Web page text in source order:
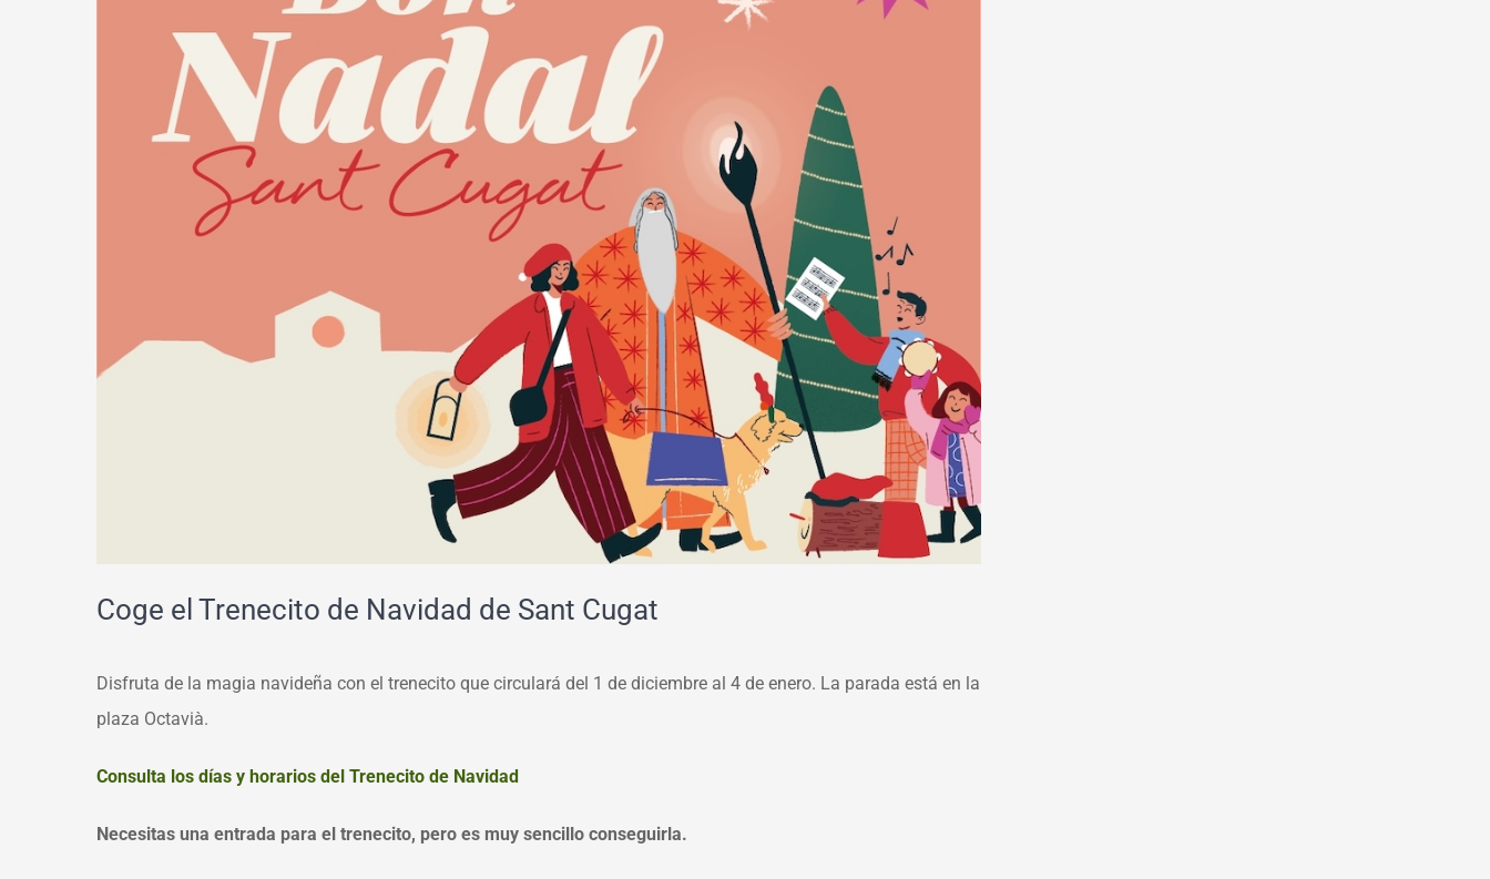
Coge el Trenecito de Navidad de Sant Cugat
Disfruta de la magia navideña con el trenecito que circulará del 1 de diciembre al 4 de enero. La parada está en la
plaza Octavià.
Consulta los días y horarios del Trenecito de Navidad
Necesitas una entrada para el trenecito, pero es muy sencillo conseguirla.